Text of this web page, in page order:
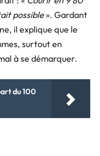
possible». Gardant
il explique que le
surtout en
à se démarquer.
du 100